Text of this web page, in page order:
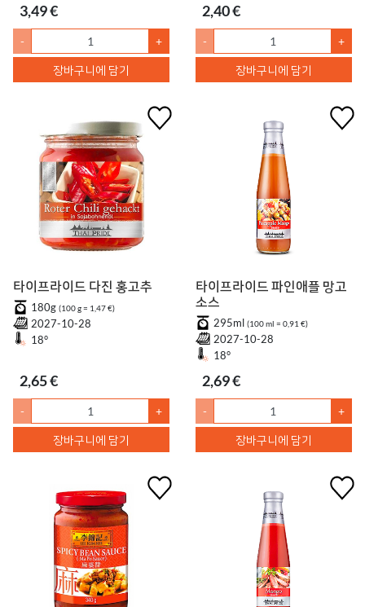
3,49 €
- +
장바구니에 담기
2,40 €
- +
장바구니에 담기
타이프라이드 다진 홍고추
180g (100 g = 1,47 €)
2027-10-28
18°
2,65 €
- +
장바구니에 담기
타이프라이드 파인애플 망고
소스
295ml (100 ml = 0,91 €)
2027-10-28
18°
2,69 €
- +
장바구니에 담기